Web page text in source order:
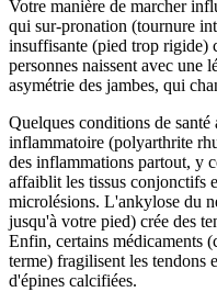
Votre manière de marcher
qui sur-pronation (tournure
insuffisante (pied trop rigide)
personnes naissent avec une
asymétrie des jambes, qui
Quelques conditions de
inflammatoire (polyarthrite
des inflammations partout, y
affaiblit les tissus conjonctifs
microlésions. L'ankylose du
jusqu'à votre pied) crée des
Enfin, certains médicaments
terme) fragilisent les tendons
d'épines calcifiées.